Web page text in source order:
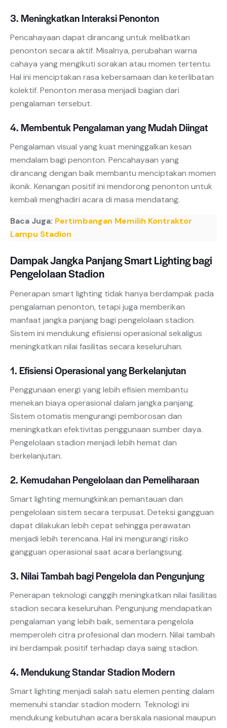
3. Meningkatkan Interaksi Penonton
Pencahayaan dapat dirancang untuk melibatkan
penonton secara aktif. Misalnya, perubahan warna
cahaya yang mengikuti sorakan atau momen tertentu.
Hal ini menciptakan rasa kebersamaan dan keterlibatan
kolektif. Penonton merasa menjadi bagian dari
pengalaman tersebut.
4. Membentuk Pengalaman yang Mudah Diingat
Pengalaman visual yang kuat meninggalkan kesan
mendalam bagi penonton. Pencahayaan yang
dirancang dengan baik membantu menciptakan momen
ikonik. Kenangan positif ini mendorong penonton untuk
kembali menghadiri acara di masa mendatang.
Baca Juga: Pertimbangan Memilih Kontraktor
Lampu Stadion
Dampak Jangka Panjang Smart Lighting bagi
Pengelolaan Stadion
Penerapan smart lighting tidak hanya berdampak pada
pengalaman penonton, tetapi juga memberikan
manfaat jangka panjang bagi pengelolaan stadion.
Sistem ini mendukung efisiensi operasional sekaligus
meningkatkan nilai fasilitas secara keseluruhan.
1. Efisiensi Operasional yang Berkelanjutan
Penggunaan energi yang lebih efisien membantu
menekan biaya operasional dalam jangka panjang.
Sistem otomatis mengurangi pemborosan dan
meningkatkan efektivitas penggunaan sumber daya.
Pengelolaan stadion menjadi lebih hemat dan
berkelanjutan.
2. Kemudahan Pengelolaan dan Pemeliharaan
Smart lighting memungkinkan pemantauan dan
pengelolaan sistem secara terpusat. Deteksi gangguan
dapat dilakukan lebih cepat sehingga perawatan
menjadi lebih terencana. Hal ini mengurangi risiko
gangguan operasional saat acara berlangsung.
3. Nilai Tambah bagi Pengelola dan Pengunjung
Penerapan teknologi canggih meningkatkan nilai fasilitas
stadion secara keseluruhan. Pengunjung mendapatkan
pengalaman yang lebih baik, sementara pengelola
memperoleh citra profesional dan modern. Nilai tambah
ini berdampak positif terhadap daya saing stadion.
4. Mendukung Standar Stadion Modern
Smart lighting menjadi salah satu elemen penting dalam
memenuhi standar stadion modern. Teknologi ini
mendukung kebutuhan acara berskala nasional maupun